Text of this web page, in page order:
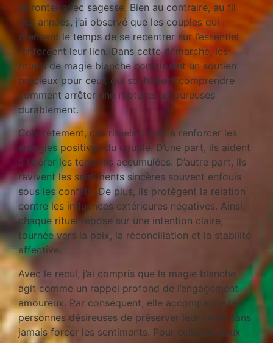
affronter avec sagesse. Bien au contraire, au fil
des années, j’ai observé que les couples qui
prennent le temps de se recentrer sur l’essentiel
renforcent leur lien. Dans cette démarche, les
rituels de magie blanche constituent un soutien
précieux pour ceux qui souhaitent comprendre
comment arrêter une ruptures amoureuses
durablement.
Concrètement, ces rituels visent à renforcer les
énergies positives du couple. D’une part, ils aident
à libérer les tensions accumulées. D’autre part, ils
ravivent les sentiments sincères souvent enfouis
sous les conflits. De plus, ils protègent la relation
contre les influences extérieures négatives. Ainsi,
chaque rituel repose sur une intention claire,
tournée vers la paix, la réconciliation et la stabilité
affective.
Avec le recul, j’ai compris que la magie blanche
agit comme un rappel profond de l’engagement
amoureux. Par conséquent, elle accompagne les
personnes désireuses de préserver leur union sans
jamais forcer les sentiments. Pour celles et ceux